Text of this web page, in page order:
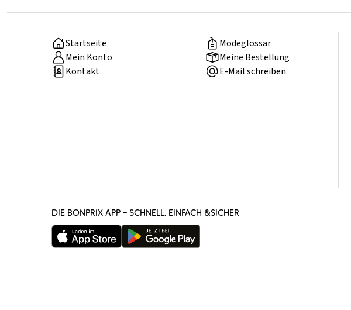
Startseite
Modeglossar
Mein Konto
Meine Bestellung
Kontakt
E-Mail schreiben
DIE BONPRIX APP – SCHNELL, EINFACH &SICHER